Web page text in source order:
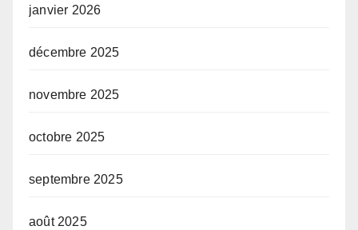
janvier 2026
décembre 2025
novembre 2025
octobre 2025
septembre 2025
août 2025